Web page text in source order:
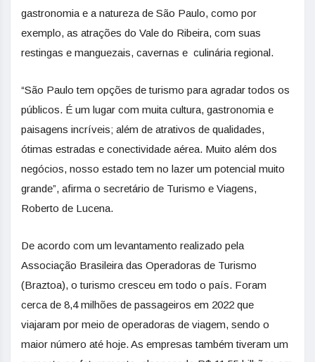
gastronomia e a natureza de São Paulo, como por
exemplo, as atrações do Vale do Ribeira, com suas
restingas e manguezais, cavernas e culinária regional.
“São Paulo tem opções de turismo para agradar todos os
públicos. É um lugar com muita cultura, gastronomia e
paisagens incríveis; além de atrativos de qualidades,
ótimas estradas e conectividade aérea. Muito além dos
negócios, nosso estado tem no lazer um potencial muito
grande”, afirma o secretário de Turismo e Viagens,
Roberto de Lucena.
De acordo com um levantamento realizado pela
Associação Brasileira das Operadoras de Turismo
(Braztoa), o turismo cresceu em todo o país. Foram
cerca de 8,4 milhões de passageiros em 2022 que
viajaram por meio de operadoras de viagem, sendo o
maior número até hoje. As empresas também tiveram um